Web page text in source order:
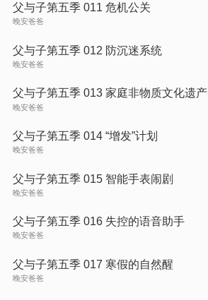
父与子第五季 011 危机公关
晚安爸爸
父与子第五季 012 防沉迷系统
晚安爸爸
父与子第五季 013 家庭非物质文化遗产
晚安爸爸
父与子第五季 014 “增发”计划
晚安爸爸
父与子第五季 015 智能手表闹剧
晚安爸爸
父与子第五季 016 失控的语音助手
晚安爸爸
父与子第五季 017 寒假的自然醒
晚安爸爸